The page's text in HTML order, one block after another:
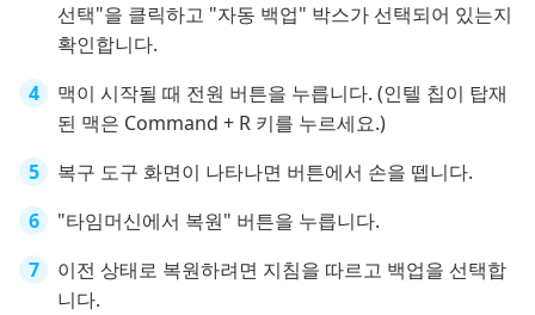
선택"을 클릭하고 "자동 백업" 박스가 선택되어 있는지
확인합니다.
맥이 시작될 때 전원 버튼을 누릅니다. (인텔 칩이 탑재
된 맥은 Command + R 키를 누르세요.)
복구 도구 화면이 나타나면 버튼에서 손을 뗍니다.
"타임머신에서 복원" 버튼을 누릅니다.
이전 상태로 복원하려면 지침을 따르고 백업을 선택합
니다.